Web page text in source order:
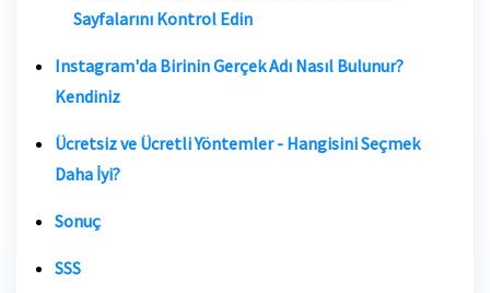
Sayfalarını Kontrol Edin
Instagram'da Birinin Gerçek Adı Nasıl Bulunur?
Kendiniz
Ücretsiz ve Ücretli Yöntemler - Hangisini Seçmek
Daha İyi?
Sonuç
SSS